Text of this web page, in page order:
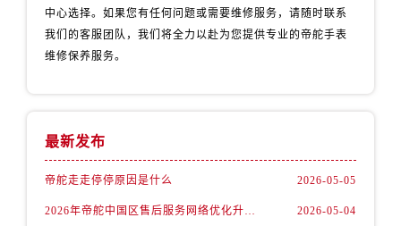
中心选择。如果您有任何问题或需要维修服务，请随时联系
我们的客服团队，我们将全力以赴为您提供专业的帝舵手表
维修保养服务。
最新发布
帝舵走走停停原因是什么 2026-05-05
2026年帝舵中国区售后服务网络优化升级（最新电话及地址） 2026-05-04